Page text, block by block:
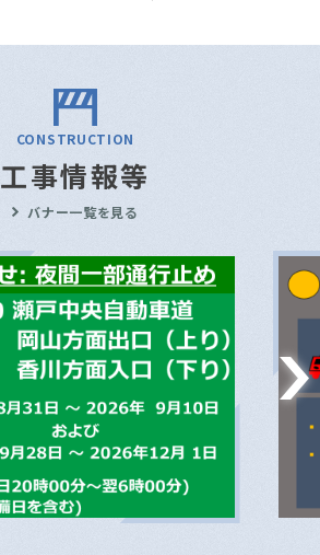
CONSTRUCTION
工事情報等
バナー一覧を見る